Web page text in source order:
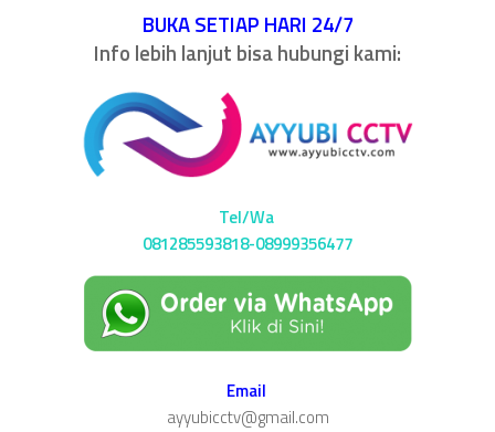
BUKA SETIAP HARI 24/7
Info lebih lanjut bisa hubungi kami:
Tel/Wa
081285593818-08999356477
Email
ayyubicctv@gmail.com